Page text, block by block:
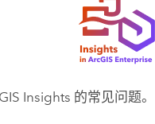
了解基础设施工程与周围环境
联系我们
Insights 的常见问题。